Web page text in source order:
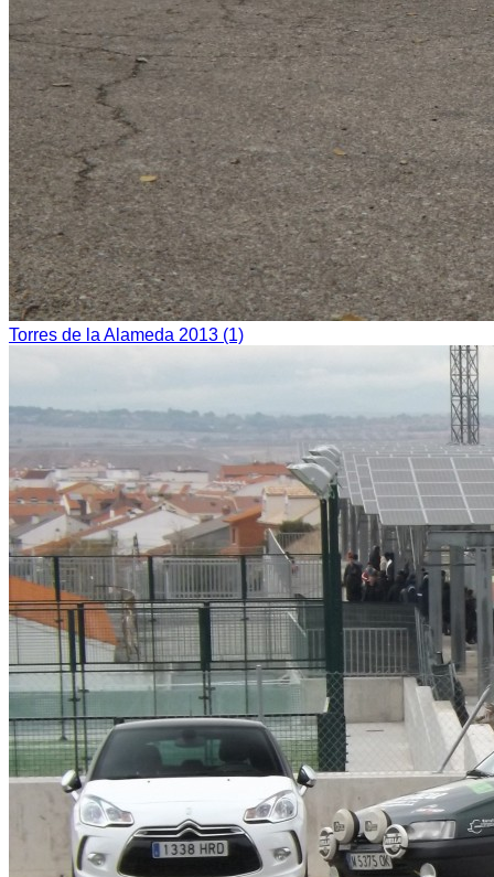
Torres de la Alameda 2013 (1)